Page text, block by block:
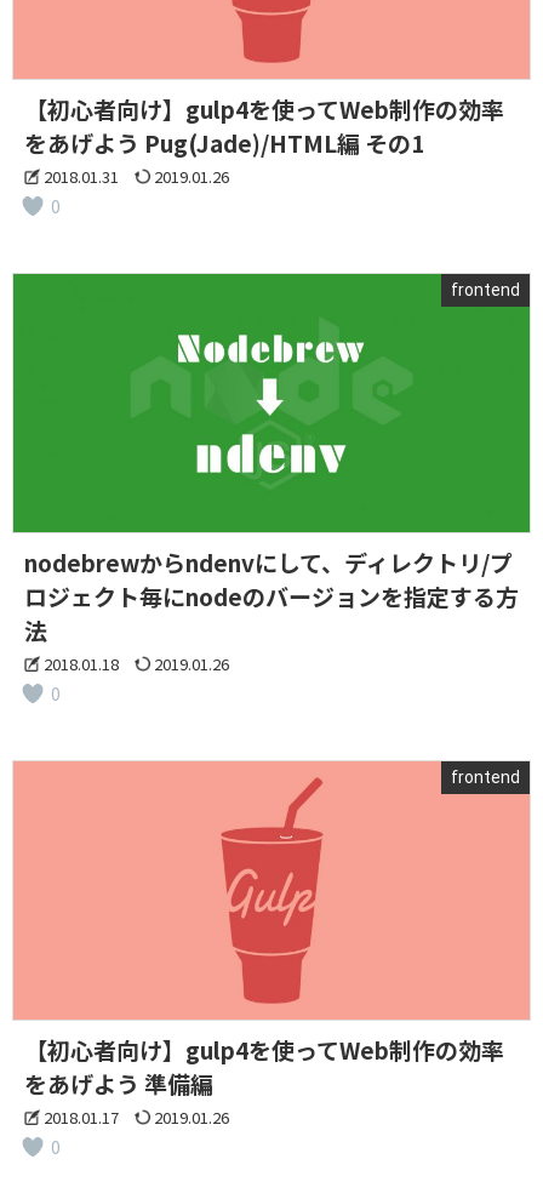
【初心者向け】gulp4を使ってWeb制作の効率
をあげよう Pug(Jade)/HTML編 その1
2018.01.31 2019.01.26
0
frontend
nodebrewからndenvにして、ディレクトリ/プ
ロジェクト毎にnodeのバージョンを指定する方
法
2018.01.18 2019.01.26
0
frontend
【初心者向け】gulp4を使ってWeb制作の効率
をあげよう 準備編
2018.01.17 2019.01.26
0